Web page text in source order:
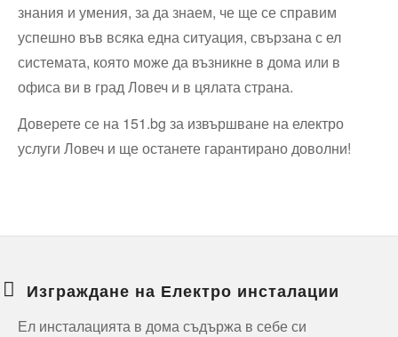
знания и умения, за да знаем, че ще се справим
успешно във всяка една ситуация, свързана с ел
системата, която може да възникне в дома или в
офиса ви в град Ловеч и в цялата страна.
Доверете се на 151.bg за извършване на електро
услуги Ловеч и ще останете гарантирано доволни!
Изграждане на Електро инсталации
Ел инсталацията в дома съдържа в себе си